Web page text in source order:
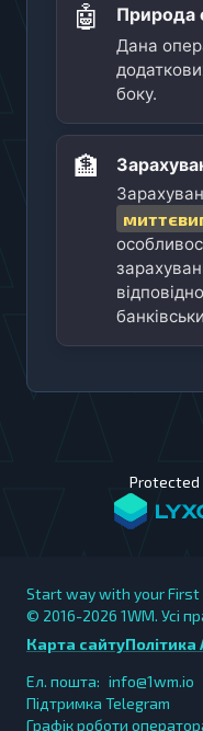
🤖
Природа
Дана
боку.
🏦
Protected
Start way with your First
© 2016-2026 1WM. Усі
Карта сайтуПолітика
Ел. пошта: info@1wm.io
Підтримка Telegram
Графік роботи